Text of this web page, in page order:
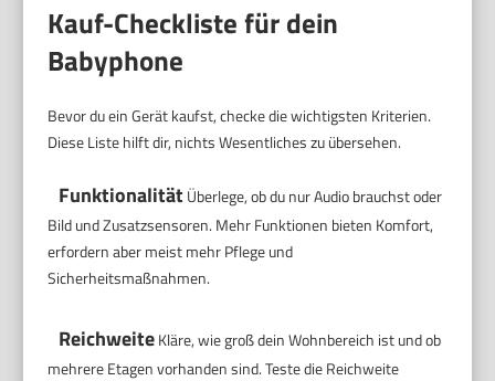
Kauf-Checkliste für dein
Babyphone
Bevor du ein Gerät kaufst, checke die wichtigsten Kriterien.
Diese Liste hilft dir, nichts Wesentliches zu übersehen.
Funktionalität Überlege, ob du nur Audio brauchst oder
Bild und Zusatzsensoren. Mehr Funktionen bieten Komfort,
erfordern aber meist mehr Pflege und
Sicherheitsmaßnahmen.
ReichweiteKläre, wie groß dein Wohnbereich ist und ob
mehrere Etagen vorhanden sind. Teste die Reichweite